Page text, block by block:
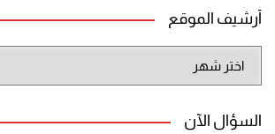
أرشيف الموقع
الموقع
السؤال الآن